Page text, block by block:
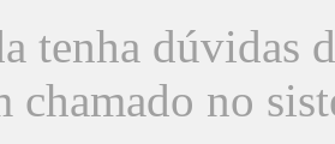
tenha dúvidas
chamado no